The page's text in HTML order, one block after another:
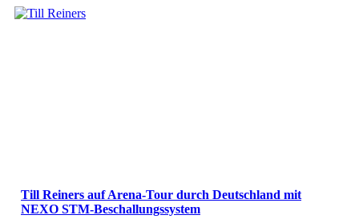
Till Reiners auf Arena-Tour durch Deutschland mit
NEXO STM-Beschallungssystem